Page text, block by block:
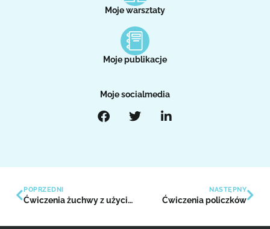
Moje warsztaty
Moje publikacje
Moje socialmedia
POPRZEDNI
Ćwiczenia żuchwy z użyciem głosu
NASTĘPNY
Ćwiczenia policzków